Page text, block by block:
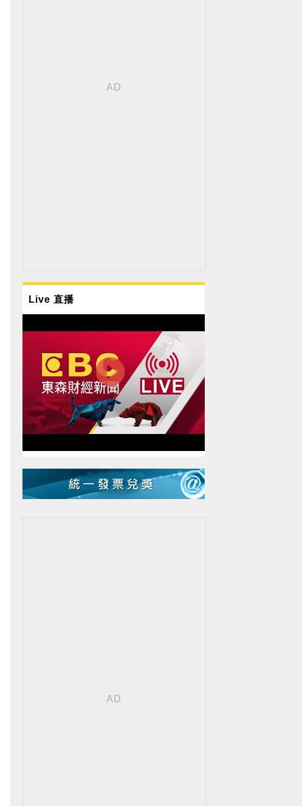
Live 直播